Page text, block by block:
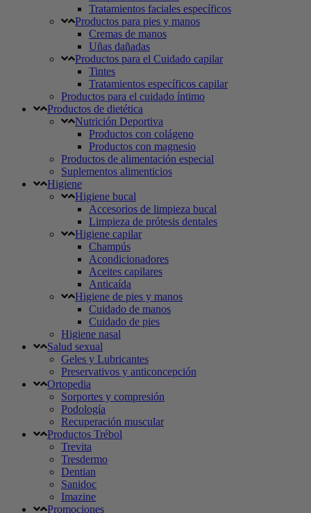
Tratamientos faciales específicos
Productos para pies y manos
Cremas de manos
Uñas dañadas
Productos para el Cuidado capilar
Tintes
Tratamientos específicos capilar
Productos para el cuidado íntimo
Productos de dietética
Nutrición Deportiva
Productos con colágeno
Productos con magnesio
Productos de alimentación especial
Suplementos alimenticios
Higiene
Higiene bucal
Accesorios de limpieza bucal
Limpieza de prótesis dentales
Higiene capilar
Champús
Acondicionadores
Aceites capilares
Anticaída
Higiene de pies y manos
Cuidado de manos
Cuidado de pies
Higiene nasal
Salud sexual
Geles y Lubricantes
Preservativos y anticoncepción
Ortopedia
Sorportes y compresión
Podología
Recuperación muscular
Productos Trébol
Trevita
Tresdermo
Dentian
Sanidoc
Imazine
Promociones